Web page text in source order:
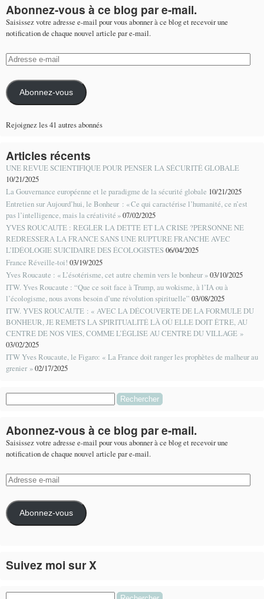
Abonnez-vous à ce blog par e-mail.
Saisissez votre adresse e-mail pour vous abonner à ce blog et recevoir une
notification de chaque nouvel article par e-mail.
Adresse
e-
mail
Abonnez-vous
Rejoignez les 41 autres abonnés
Articles récents
UNE REVUE SCIENTIFIQUE POUR PENSER LA SÉCURITÉ GLOBALE
10/21/2025
La Gouvernance européenne et le paradigme de la sécurité globale 10/21/2025
Entretien sur Aujourd’hui, le Bonheur : « Ce qui caractérise l’humanité, ce n’est
pas l’intelligence, mais la créativité »07/02/2025
YVES ROUCAUTE : REGLER LA DETTE ET LA CRISE ?PERSONNE NE
REDRESSERA LA FRANCE SANS UNE RUPTURE FRANCHE AVEC
L’IDÉOLOGIE SUICIDAIRE DES ÉCOLOGISTES06/04/2025
France Réveille-toi! 03/19/2025
Yves Roucaute : « L’ésotérisme, cet autre chemin vers le bonheur »03/10/2025
ITW. Yves Roucaute : “Que ce soit face à Trump, au wokisme, à l’IA ou à
l’écologisme, nous avons besoin d’une révolution spirituelle” 03/08/2025
ITW. YVES ROUCAUTE : « AVEC LA DÉCOUVERTE DE LA FORMULE DU
BONHEUR, JE REMETS LA SPIRITUALITÉ LÀ OÙ ELLE DOIT ÊTRE, AU
CENTRE DE NOS VIES, COMME L’ÉGLISE AU CENTRE DU VILLAGE »
03/02/2025
ITW Yves Roucaute, le Figaro: « La France doit ranger les prophètes de malheur au
grenier »02/17/2025
Abonnez-vous à ce blog par e-mail.
Saisissez votre adresse e-mail pour vous abonner à ce blog et recevoir une
notification de chaque nouvel article par e-mail.
Adresse
e-
mail
Abonnez-vous
Suivez moi sur X